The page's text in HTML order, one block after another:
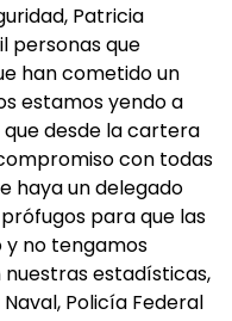
Patricia
personas que
han cometido un
estamos yendo a
que desde la cartera
con todas
haya un delegado
para que las
no tengamos
nuestras estadísticas,
Policía Federal